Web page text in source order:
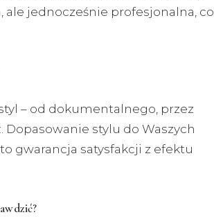
jednocześnie profesjonalna, co
– od dokumentalnego, przez
Dopasowanie stylu do Waszych
gwarancja satysfakcji z efektu